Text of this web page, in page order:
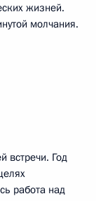
жизней.
молчания.
встречи. Год
работа над